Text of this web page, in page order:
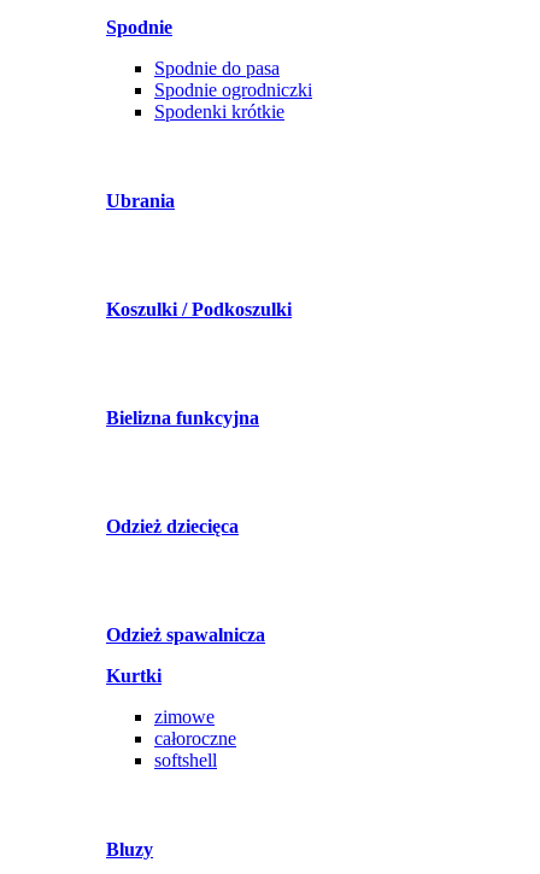
Spodnie
Spodnie do pasa
Spodnie ogrodniczki
Spodenki krótkie
Ubrania
Koszulki / Podkoszulki
Bielizna funkcyjna
Odzież dziecięca
Odzież spawalnicza
Kurtki
zimowe
całoroczne
softshell
Bluzy